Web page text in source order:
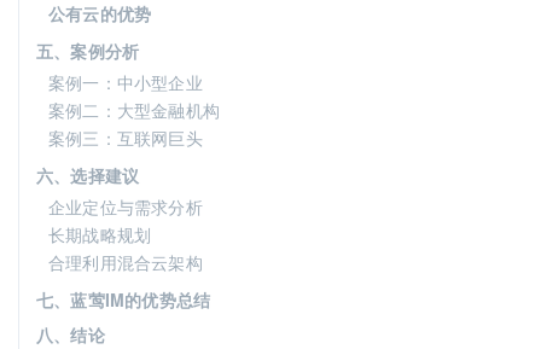
公有云的优势
五、案例分析
案例一：中小型企业
案例二：大型金融机构
案例三：互联网巨头
六、选择建议
企业定位与需求分析
长期战略规划
合理利用混合云架构
七、蓝莺IM的优势总结
八、结论